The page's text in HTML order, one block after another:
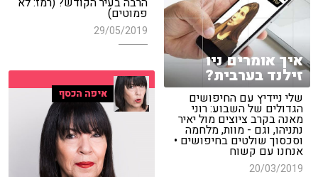
פמוטים)
29/05/2019
איך אומרים ניו
זילנד בערבית?
שלי ניידיץ עם החיפושים
הגדולים של השבוע: רוני
מאנה בקרב ציוצים מול יאיר
נתניהו, וגם - מוות, מלחמה
וסכסוך שולטים בחיפושים •
אנחנו עם קשוח
20/03/2019
איפה הכסף